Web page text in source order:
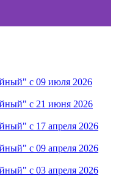
c 09 июля 2026
c 21 июня 2026
c 17 апреля 2026
c 09 апреля 2026
c 03 апреля 2026